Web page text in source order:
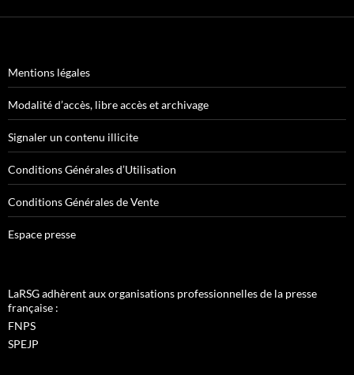
Mentions légales
Modalité d’accès, libre accès et archivage
Signaler un contenu illicite
Conditions Générales d’Utilisation
Conditions Générales de Vente
Espace presse
LaRSG adhèrent aux organisations professionnelles de la presse
française :
FNPS
SPEJP